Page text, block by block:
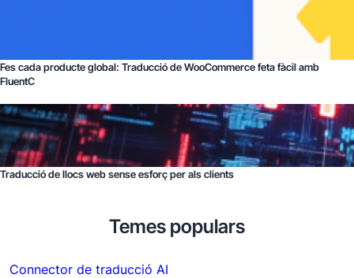
Fes cada producte global: Traducció de WooCommerce feta fàcil amb
FluentC
Traducció de llocs web sense esforç per als clients
Temes populars
Connector de traducció AI